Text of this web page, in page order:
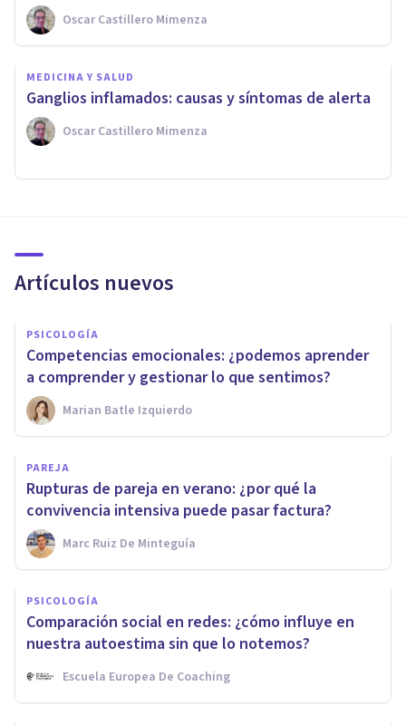
Oscar Castillero Mimenza
MEDICINA Y SALUD
Ganglios inflamados: causas y síntomas de alerta
Oscar Castillero Mimenza
Artículos nuevos
PSICOLOGÍA
Competencias emocionales: ¿podemos aprender
a comprender y gestionar lo que sentimos?
Marian Batle Izquierdo
PAREJA
Rupturas de pareja en verano: ¿por qué la
convivencia intensiva puede pasar factura?
Marc Ruiz De Minteguía
PSICOLOGÍA
Comparación social en redes: ¿cómo influye en
nuestra autoestima sin que lo notemos?
Escuela Europea De Coaching